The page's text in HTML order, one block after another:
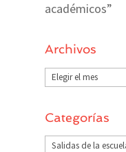
académicos”
Archivos
Archivos
Categorías
Categorías